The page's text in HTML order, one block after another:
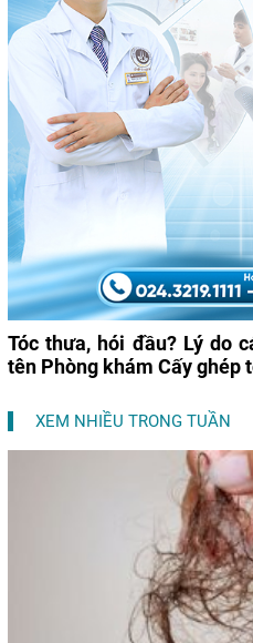
Tóc thưa, hói đầu? Lý do
tên Phòng khám Cấy ghép
XEM NHIỀU TRONG TUẦN